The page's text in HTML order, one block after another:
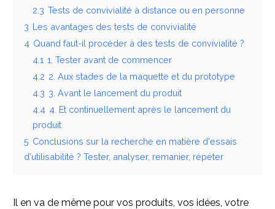
2.3 Tests de convivialité à distance ou en personne
3 Les avantages des tests de convivialité
4 Quand faut-il procéder à des tests de convivialité ?
4.1 1. Tester avant de commencer
4.2 2. Aux stades de la maquette et du prototype
4.3 3. Avant le lancement du produit
4.4 4. Et continuellement après le lancement du
produit
5 Conclusions sur la recherche en matière d'essais
d'utilisabilité ? Tester, analyser, remanier, répéter
Il en va de même pour vos produits, vos idées, votre